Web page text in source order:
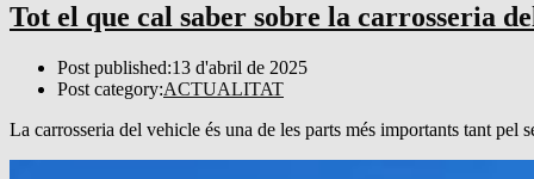
Tot el que cal saber sobre la carrosseria
Post published:13 d'abril de 2025
Post category:ACTUALITAT
La carrosseria del vehicle és una de les parts més importants tant